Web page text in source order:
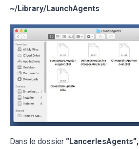
~/Library/LaunchAgents
Dans le dossier “LancerlesAgents”,